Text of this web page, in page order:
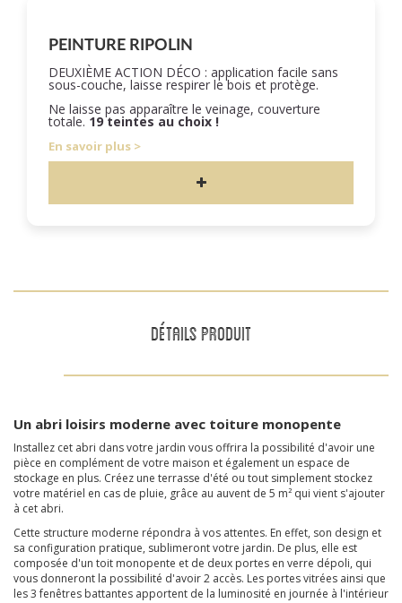
PEINTURE RIPOLIN
DEUXIÈME ACTION DÉCO : application facile sans
sous-couche, laisse respirer le bois et protège.
Ne laisse pas apparaître le veinage, couverture
totale. 19 teintes au choix !
En savoir plus
DÉTAILS PRODUIT
Un abri loisirs moderne avec toiture monopente
Installez cet abri dans votre jardin vous offrira la possibilité d'avoir une
pièce en complément de votre maison et également un espace de
stockage en plus. Créez une terrasse d'été ou tout simplement stockez
votre matériel en cas de pluie, grâce au auvent de 5 m² qui vient s'ajouter
à cet abri.
Cette structure moderne répondra à vos attentes. En effet, son design et
sa configuration pratique, sublimeront votre jardin. De plus, elle est
composée d'un toit monopente et de deux portes en verre dépoli, qui
vous donneront la possibilité d'avoir 2 accès. Les portes vitrées ainsi que
les 3 fenêtres battantes apportent de la luminosité en journée à l'intérieur